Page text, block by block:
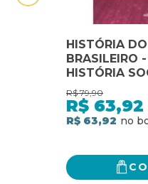
HISTÓRIA
BRASILEIRO
HISTÓRIA
PORTUGUÊS
HISTÓRIA
HISTÓRIA
R$ 79,90
R$ 63,92
R$ 63,92